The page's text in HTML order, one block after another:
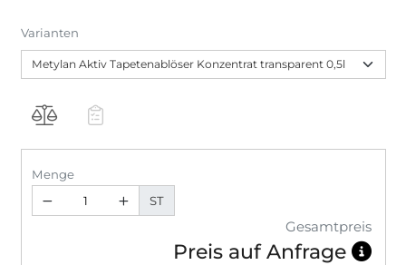
Varianten
Menge
ST
Gesamtpreis
Preis auf Anfrage